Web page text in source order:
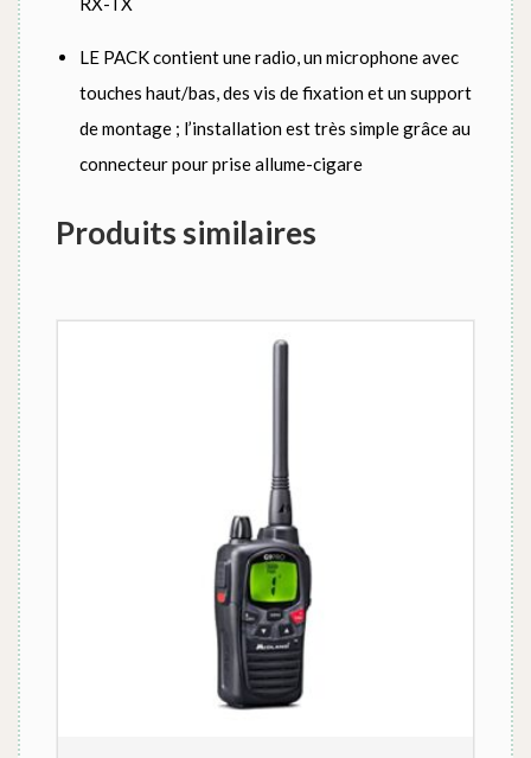
LE PACK contient une radio, un microphone avec
touches haut/bas, des vis de fixation et un support
de montage ; l’installation est très simple grâce au
connecteur pour prise allume-cigare
Produits similaires